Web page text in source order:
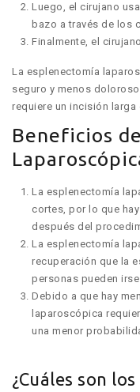
Luego, el cirujano
bazo a través de los
Finalmente, el
La esplenectomía
seguro y menos
requiere un incisión larga
Beneficios
La esplenectomía
cortes, por lo que
después del
La esplenectomía
recuperación que la
personas pueden
Debido a que hay
laparoscópica
una menor
¿Cuáles son